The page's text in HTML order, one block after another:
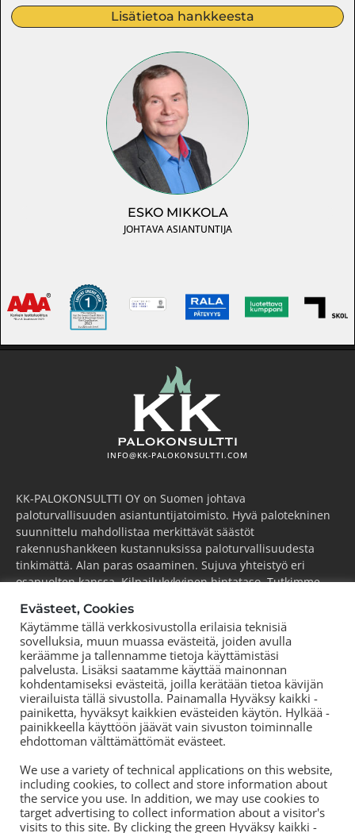
Lisätietoa hankkeesta
ESKO MIKKOLA
JOHTAVA ASIANTUNTIJA
INFO@KK-PALOKONSULTTI.COM
KK-PALOKONSULTTI OY on Suomen johtava
paloturvallisuuden asiantuntijatoimisto. Hyvä palotekninen
suunnittelu mahdollistaa merkittävät säästöt
rakennushankkeen kustannuksissa paloturvallisuudesta
tinkimättä. Alan paras osaaminen. Sujuva yhteistyö eri
osapuolten kanssa. Kilpailukykyinen hintataso. Tutkimme,
ESPOO(pääkonttori)
Puh.+358 44 752 0777
KOUVOLA
Puh.+358 44 752 0777
TORNIO
Puh.+358 50 572 8978
TAMPERE
Evästeet, Cookies
Käytämme tällä verkkosivustolla erilaisia teknisiä
sovelluksia, muun muassa evästeitä, joiden avulla
keräämme ja tallennamme tietoja käyttämistäsi
palvelusta. Lisäksi saatamme käyttää mainonnan
kohdentamiseksi evästeitä, joilla kerätään tietoa kävijän
vierailuista tällä sivustolla. Painamalla Hyväksy kaikki -
painiketta, hyväksyt kaikkien evästeiden käytön. Hylkää -
painikkeella käyttöön jäävät vain sivuston toiminnalle
ehdottoman välttämättömät evästeet.
We use a variety of technical applications on this website,
including cookies, to collect and store information about
the service you use. In addition, we may use cookies to
target advertising to collect information about a visitor's
visits to this site. By clicking the green Hyväksy kaikki -